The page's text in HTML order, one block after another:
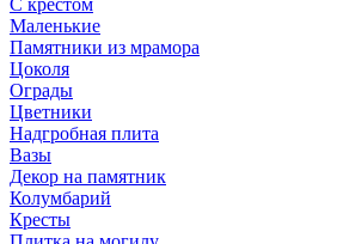
С крестом
Маленькие
Памятники из мрамора
Цоколя
Ограды
Цветники
Надгробная плита
Вазы
Декор на памятник
Колумбарий
Кресты